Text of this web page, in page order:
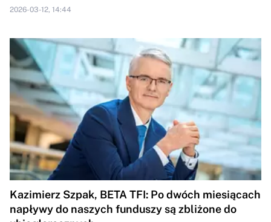
2026-03-12, 14:44
Kazimierz Szpak, BETA TFI: Po dwóch miesiącach
napływy do naszych funduszy są zbliżone do